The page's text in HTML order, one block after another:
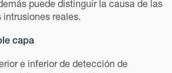
puede distinguir la causa de las
intrusiones reales.
capa
e inferior de detección de